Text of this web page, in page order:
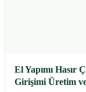
El Yapımı Hasır
Girişimi Üretim